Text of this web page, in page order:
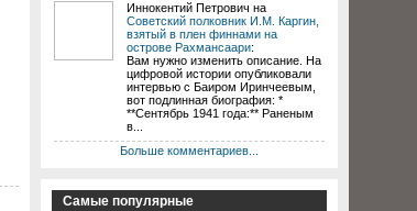
Иннокентий Петрович на
Советский полковник И.М. Каргин,
взятый в плен финнами на
острове Рахмансаари:
Вам нужно изменить описание. На
цифровой истории опубликовали
интервью с Баиром Иринчеевым,
вот подлинная биография: *
**Сентябрь 1941 года:** Раненым
в...
Больше комментариев...
Самые популярные